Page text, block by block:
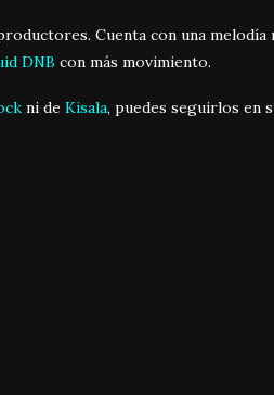
Cuenta con una melodía
DNB con más movimiento.
ni de Kisala, puedes seguirlos en